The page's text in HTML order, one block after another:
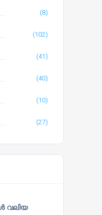
(8)
(102)
(41)
(40)
(10)
(27)
വലിയ